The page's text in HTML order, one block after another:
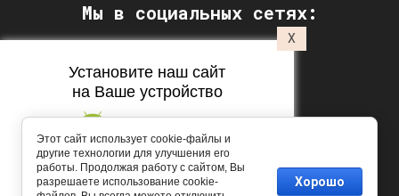
Мы в социальных сетях:
Copyright © 2016 - 2026 Домашний кондитер
X
Установите наш сайт
на Ваше устройство
Подпишитесь на рассылку
Этот сайт использует cookie-файлы и
другие технологии для улучшения его
работы. Продолжая работу с сайтом, Вы
разрешаете использование cookie-
Хорошо